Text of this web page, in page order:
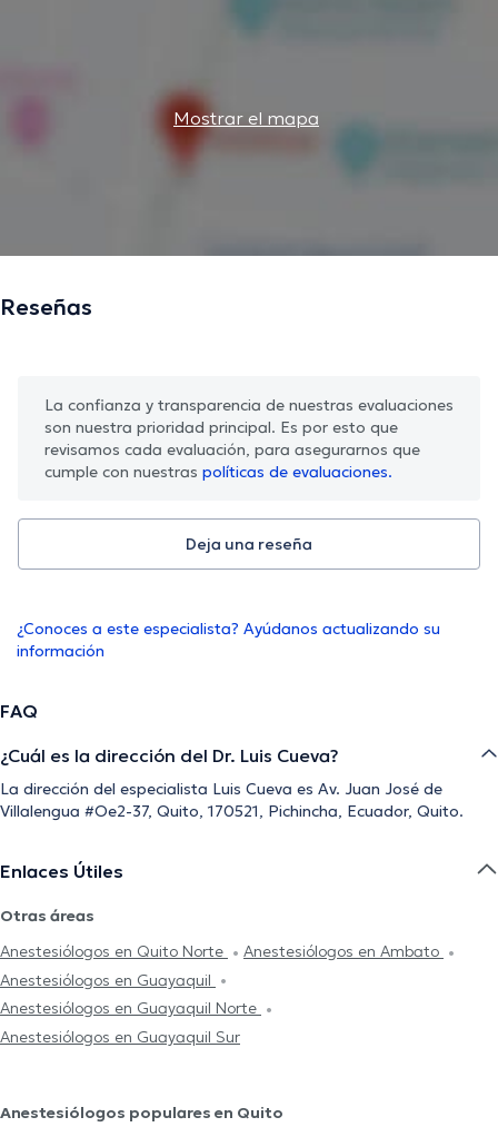
Mostrar el mapa
Reseñas
La confianza y transparencia de nuestras evaluaciones
son nuestra prioridad principal. Es por esto que
revisamos cada evaluación, para asegurarnos que
cumple con nuestras políticas de evaluaciones.
Deja una reseña
¿Conoces a este especialista? Ayúdanos actualizando su
información
FAQ
¿Cuál es la dirección del Dr. Luis Cueva?
La dirección del especialista Luis Cueva es Av. Juan José de
Villalengua #Oe2-37, Quito, 170521, Pichincha, Ecuador, Quito.
Enlaces Útiles
Otras áreas
Anestesiólogos en Quito Norte
Anestesiólogos en Ambato
Anestesiólogos en Guayaquil
Anestesiólogos en Guayaquil Norte
Anestesiólogos en Guayaquil Sur
Anestesiólogos populares en Quito